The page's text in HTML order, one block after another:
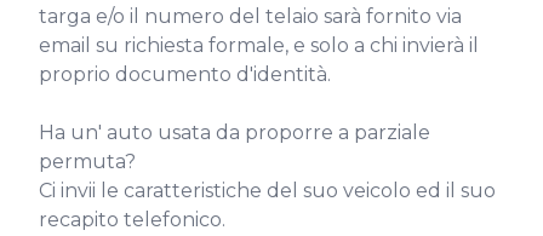
targa e/o il numero del telaio sarà fornito via
email su richiesta formale, e solo a chi invierà il
proprio documento d'identità.
Ha un' auto usata da proporre a parziale
permuta?
Ci invii le caratteristiche del suo veicolo ed il suo
recapito telefonico.